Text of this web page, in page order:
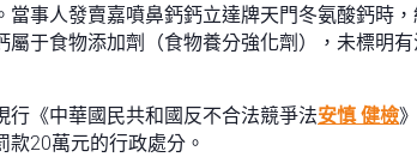
事人發賣嘉噴鼻鈣鈣立達牌天門冬氨酸鈣時
于食物添加劑（食物養分強化劑），未標明
《中華國民共和國反不合法競爭法安慎 健檢
20萬元的行政處分。